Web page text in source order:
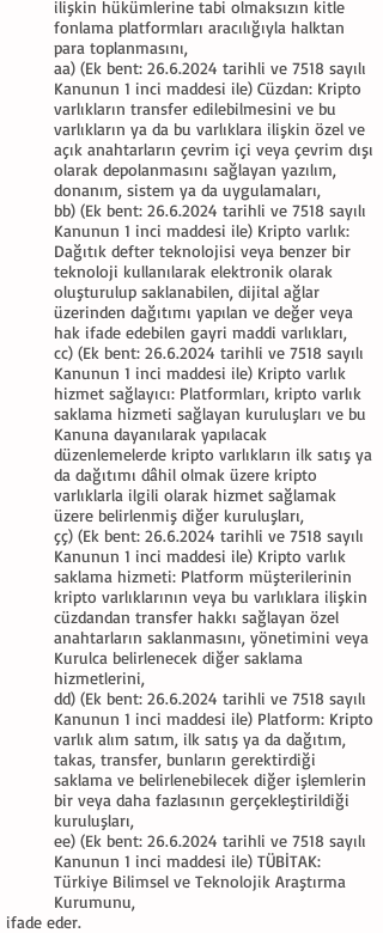
ilişkin hükümlerine tabi olmaksızın kitle
fonlama platformları aracılığıyla halktan
para toplanmasını,
aa) (Ek bent: 26.6.2024 tarihli ve 7518 sayılı
Kanunun 1 inci maddesi ile) Cüzdan: Kripto
varlıkların transfer edilebilmesini ve bu
varlıkların ya da bu varlıklara ilişkin özel ve
açık anahtarların çevrim içi veya çevrim dışı
olarak depolanmasını sağlayan yazılım,
donanım, sistem ya da uygulamaları,
bb) (Ek bent: 26.6.2024 tarihli ve 7518 sayılı
Kanunun 1 inci maddesi ile) Kripto varlık:
Dağıtık defter teknolojisi veya benzer bir
teknoloji kullanılarak elektronik olarak
oluşturulup saklanabilen, dijital ağlar
üzerinden dağıtımı yapılan ve değer veya
hak ifade edebilen gayri maddi varlıkları,
cc) (Ek bent: 26.6.2024 tarihli ve 7518 sayılı
Kanunun 1 inci maddesi ile) Kripto varlık
hizmet sağlayıcı: Platformları, kripto varlık
saklama hizmeti sağlayan kuruluşları ve bu
Kanuna dayanılarak yapılacak
düzenlemelerde kripto varlıkların ilk satış ya
da dağıtımı dâhil olmak üzere kripto
varlıklarla ilgili olarak hizmet sağlamak
üzere belirlenmiş diğer kuruluşları,
çç) (Ek bent: 26.6.2024 tarihli ve 7518 sayılı
Kanunun 1 inci maddesi ile) Kripto varlık
saklama hizmeti: Platform müşterilerinin
kripto varlıklarının veya bu varlıklara ilişkin
cüzdandan transfer hakkı sağlayan özel
anahtarların saklanmasını, yönetimini veya
Kurulca belirlenecek diğer saklama
hizmetlerini,
dd) (Ek bent: 26.6.2024 tarihli ve 7518 sayılı
Kanunun 1 inci maddesi ile) Platform: Kripto
varlık alım satım, ilk satış ya da dağıtım,
takas, transfer, bunların gerektirdiği
saklama ve belirlenebilecek diğer işlemlerin
bir veya daha fazlasının gerçekleştirildiği
kuruluşları,
ee) (Ek bent: 26.6.2024 tarihli ve 7518 sayılı
Kanunun 1 inci maddesi ile) TÜBİTAK:
Türkiye Bilimsel ve Teknolojik Araştırma
Kurumunu,
ifade eder.